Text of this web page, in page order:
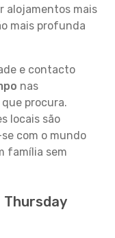
alojamentos mais
mais profunda
e contacto
nas
procura.
locais são
com o mundo
família sem
Thursday